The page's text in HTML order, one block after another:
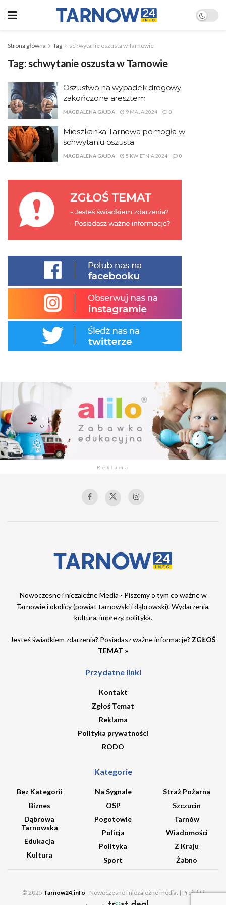
Strona główna Tag schwytanie oszusta w Tarnowie
Tag:schwytanie oszusta w Tarnowie
Oszustwo na wypadek drogowy
zakończone aresztem
MAGDALENA GAJDA 9 MAJA 2024 0
Mieszkanka Tarnowa pomogła w
schwytaniu oszusta
MAGDALENA GAJDA 5 KWIETNIA 2024 0
Reklama
Nowoczesne i niezależne Media - Piszemy o tym co ważne w
Tarnowie i okolicy (powiat tarnowski i dąbrowski). Wydarzenia,
kultura, imprezy, polityka.
Jesteś świadkiem zdarzenia? Posiadasz ważne informacje? ZGŁOŚ
TEMAT »
Przydatne linki
Kontakt
Zgłoś Temat
Reklama
Polityka prywatności
RODO
Kategorie
Bez Kategorii
Biznes
Dąbrowa
Tarnowska
Edukacja
Kultura
Na Sygnale
OSP
Pogotowie
Policja
Polityka
Sport
Straż Pożarna
Szczucin
Tarnów
Wiadomości
Z Kraju
Żabno
© 2025 Tarnow24.info - Nowoczesne i niezależne media. | Projekt i